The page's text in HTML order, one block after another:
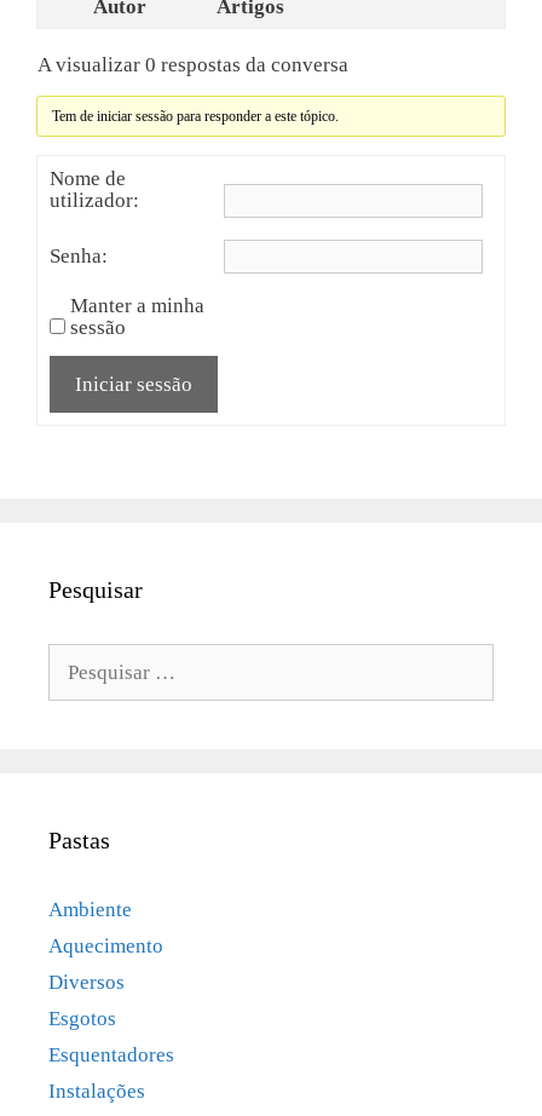
Autor Artigos
A visualizar 0 respostas da conversa
Tem de iniciar sessão para responder a este tópico.
Nome de
utilizador:
Senha:
Manter a minha
sessão
Iniciar sessão
Pesquisar
Pastas
Ambiente
Aquecimento
Diversos
Esgotos
Esquentadores
Instalações